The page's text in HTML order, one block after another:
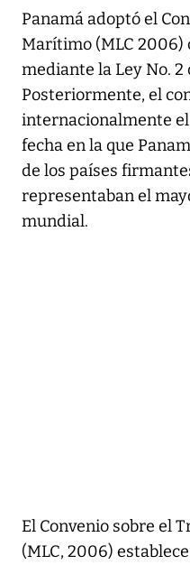
Panamá adoptó el
Marítimo (MLC 2006)
mediante la Ley No.
Posteriormente, el
internacionalmente el
fecha en la que
de los países
representaban el
mundial.
El Convenio sobre el
(MLC, 2006)